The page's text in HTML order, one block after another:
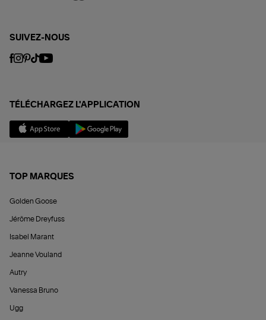
SUIVEZ-NOUS
TÉLÉCHARGEZ L'APPLICATION
TOP MARQUES
Golden Goose
Jérôme Dreyfuss
Isabel Marant
Jeanne Vouland
Autry
Vanessa Bruno
Ugg